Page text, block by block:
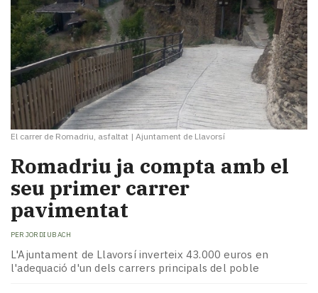
El carrer de Romadriu, asfaltat | Ajuntament de Llavorsí
Romadriu ja compta amb el
seu primer carrer
pavimentat
PER JORDI UBACH
L'Ajuntament de Llavorsí inverteix 43.000 euros en
l'adequació d'un dels carrers principals del poble